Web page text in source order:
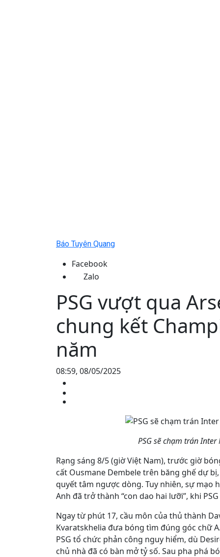
Báo Tuyên Quang
Facebook
Zalo
PSG vượt qua
chung kết
năm
08:59, 08/05/2025
PSG sẽ chạm trán
Rạng sáng 8/5 (giờ Việt Nam), trước giờ
cất Ousmane Dembele trên băng ghế dự
quyết tâm ngược dòng. Tuy nhiên, sự mạo
Anh đã trở thành “con dao hai lưỡi”, khi
Ngay từ phút 17, cầu môn của thủ thành
Kvaratskhelia đưa bóng tìm đúng góc chữ
PSG tổ chức phản công nguy hiểm, dù
chủ nhà đã có bàn mở tỷ số. Sau pha phá